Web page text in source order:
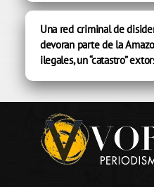
Una red criminal de
devoran parte de la
ilegales, un “catastro”